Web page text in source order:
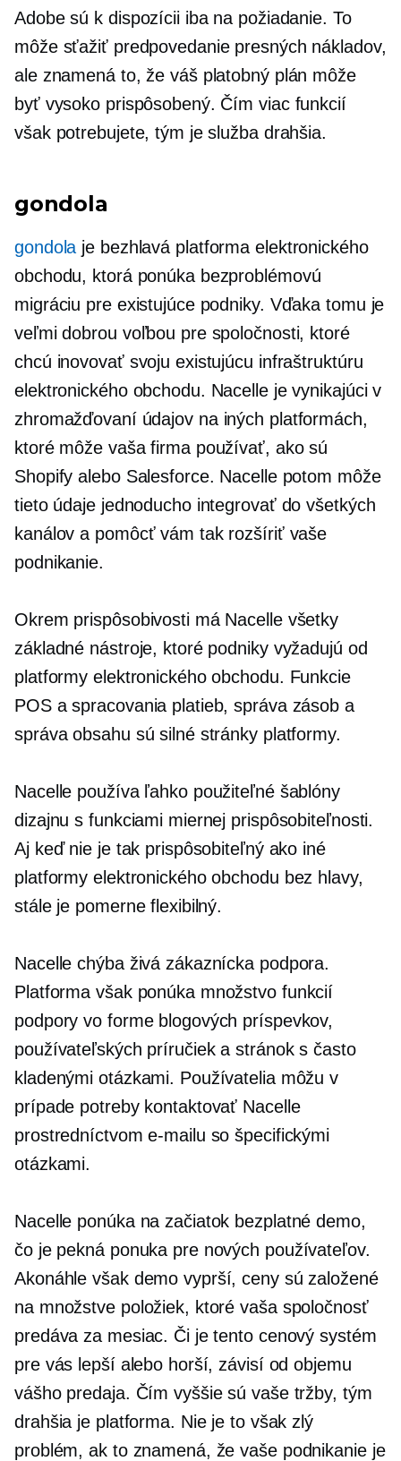
Adobe sú k dispozícii iba na požiadanie. To
môže sťažiť predpovedanie presných nákladov,
ale znamená to, že váš platobný plán môže
byť vysoko prispôsobený. Čím viac funkcií
však potrebujete, tým je služba drahšia.
gondola
gondola je bezhlavá platforma elektronického
obchodu, ktorá ponúka bezproblémovú
migráciu pre existujúce podniky. Vďaka tomu je
veľmi dobrou voľbou pre spoločnosti, ktoré
chcú inovovať svoju existujúcu infraštruktúru
elektronického obchodu. Nacelle je vynikajúci v
zhromažďovaní údajov na iných platformách,
ktoré môže vaša firma používať, ako sú
Shopify alebo Salesforce. Nacelle potom môže
tieto údaje jednoducho integrovať do všetkých
kanálov a pomôcť vám tak rozšíriť vaše
podnikanie.
Okrem prispôsobivosti má Nacelle všetky
základné nástroje, ktoré podniky vyžadujú od
platformy elektronického obchodu. Funkcie
POS a spracovania platieb, správa zásob a
správa obsahu sú silné stránky platformy.
Nacelle používa ľahko použiteľné šablóny
dizajnu s funkciami miernej prispôsobiteľnosti.
Aj keď nie je tak prispôsobiteľný ako iné
platformy elektronického obchodu bez hlavy,
stále je pomerne flexibilný.
Nacelle chýba živá zákaznícka podpora.
Platforma však ponúka množstvo funkcií
podpory vo forme blogových príspevkov,
používateľských príručiek a stránok s často
kladenými otázkami. Používatelia môžu v
prípade potreby kontaktovať Nacelle
prostredníctvom e-mailu so špecifickými
otázkami.
Nacelle ponúka na začiatok bezplatné demo,
čo je pekná ponuka pre nových používateľov.
Akonáhle však demo vyprší, ceny sú založené
na množstve položiek, ktoré vaša spoločnosť
predáva za mesiac. Či je tento cenový systém
pre vás lepší alebo horší, závisí od objemu
vášho predaja. Čím vyššie sú vaše tržby, tým
drahšia je platforma. Nie je to však zlý
problém, ak to znamená, že vaše podnikanie je